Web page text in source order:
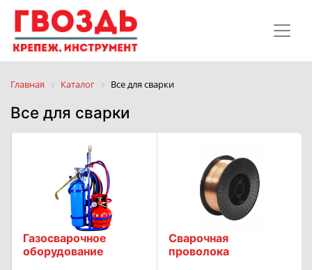
Главная Каталог Все для сварки
Все для сварки
Газосварочное
оборудование
Сварочная
проволока